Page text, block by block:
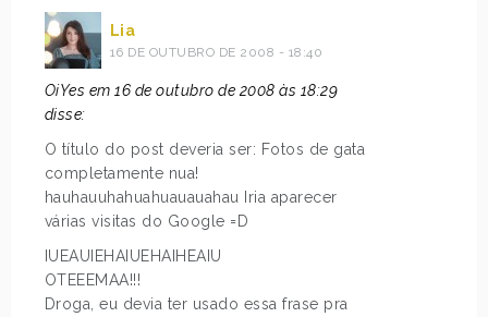
Lia
16 DE OUTUBRO DE 2008 - 18:40
OiYes em 16 de outubro de 2008 às 18:29
disse:
O título do post deveria ser: Fotos de gata
completamente nua!
hauhauuhahuahuauauahau Iria aparecer
várias visitas do Google =D
IUEAUIEHAIUEHAIHEAIU
OTEEEMAA!!!
Droga, eu devia ter usado essa frase pra